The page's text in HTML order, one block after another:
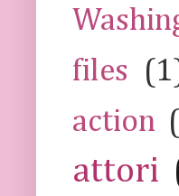
files
action
attori